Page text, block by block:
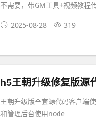
不需要，带GM工具+视频教程
2025-08-28 319
h5王朝升级修复版源
王朝升级版全套源代码客户端
和管理后台使用node